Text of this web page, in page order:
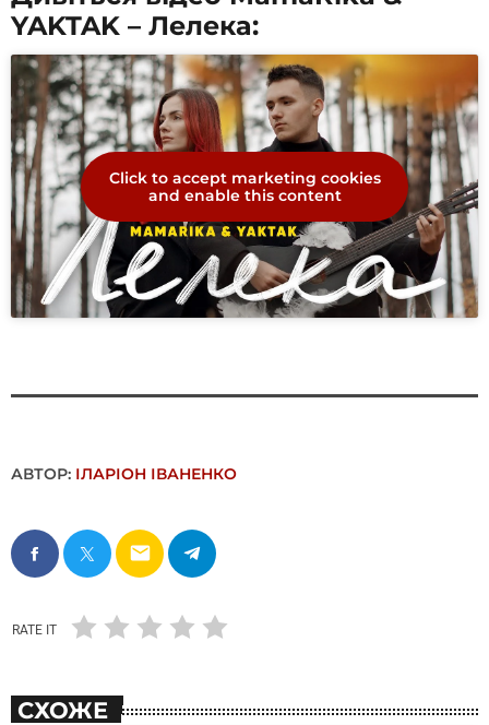
YAKTAK – Лелека:
Click to accept marketing cookies
and enable this content
АВТОР: ІЛАРІОН ІВАНЕНКО
email
RATE IT
СХОЖЕ